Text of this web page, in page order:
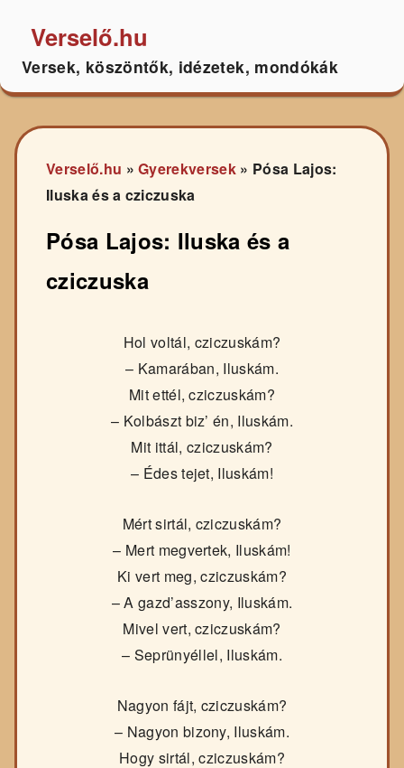
Verselő.hu
Versek, köszöntők, idézetek, mondókák
Verselő.hu »Gyerekversek » Pósa Lajos:
Iluska és a cziczuska
Pósa Lajos: Iluska és a
cziczuska
Hol voltál, cziczuskám?
– Kamarában, Iluskám.
Mit ettél, cziczuskám?
– Kolbászt biz’ én, Iluskám.
Mit ittál, cziczuskám?
– Édes tejet, Iluskám!
Mért sirtál, cziczuskám?
– Mert megvertek, Iluskám!
Ki vert meg, cziczuskám?
– A gazd’asszony, Iluskám.
Mivel vert, cziczuskám?
– Seprünyéllel, Iluskám.
Nagyon fájt, cziczuskám?
– Nagyon bizony, Iluskám.
Hogy sirtál, cziczuskám?